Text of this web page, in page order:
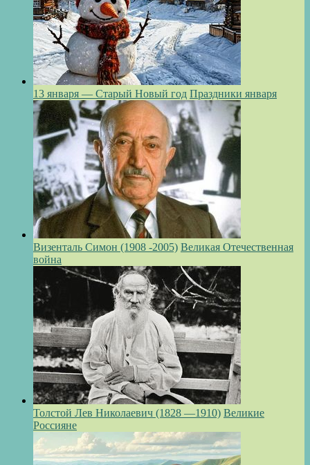
13 января — Старый Новый год Праздники января
Визенталь Симон (1908 -2005) Великая Отечественная
война
Толстой Лев Николаевич (1828 —1910) Великие
Россияне